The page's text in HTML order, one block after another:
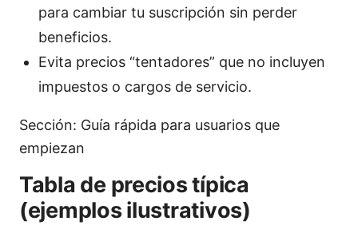
para cambiar tu suscripción sin perder
beneficios.
Evita precios “tentadores” que no incluyen
impuestos o cargos de servicio.
Sección: Guía rápida para usuarios que
empiezan
Tabla de precios típica
(ejemplos ilustrativos)